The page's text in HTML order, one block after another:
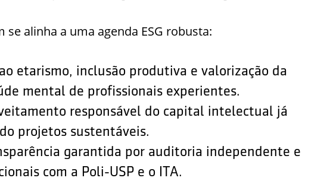
se alinha a uma agenda ESG robusta:
etarismo, inclusão produtiva e valorização da
mental de profissionais experientes.
responsável do capital intelectual já
projetos sustentáveis.
garantida por auditoria independente e
com a Poli-USP e o ITA.